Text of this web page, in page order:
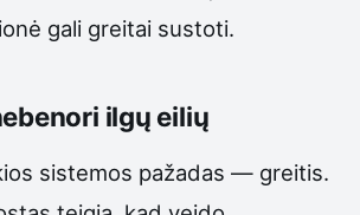
gali greitai sustoti.
ilgų eilių
sistemos pažadas — greitis.